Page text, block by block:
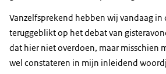
Vanzelfsprekend hebben wij vandaag in
teruggeblikt op het debat van
dat hier niet overdoen, maar misschien
wel constateren in mijn inleidend